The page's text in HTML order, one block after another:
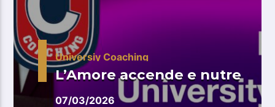
Universiy Coaching
07/03/2026
L’Amore accende e nutre